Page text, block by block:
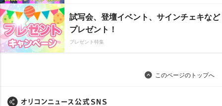
試写会、登壇イベント、サインチェキなど
プレゼント！
プレゼント特集
このページのトップへ